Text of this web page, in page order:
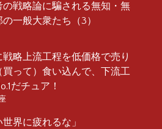
戦略論に騙される無知・無
一般大衆たち（3）
略上流工程を低価格で売り
買って）食い込んで、下流工
だチュア！
界に疲れるな」